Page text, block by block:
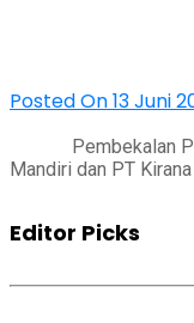
Posted On 13 Juni
Pembekalan PKL
Mandiri dan PT
Editor Picks